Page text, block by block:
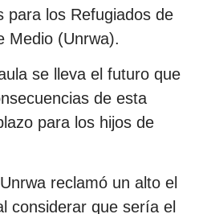
para los Refugiados de
Medio (Unrwa).
se lleva el futuro que
de esta
para los hijos de
reclamó un alto el
considerar que sería el